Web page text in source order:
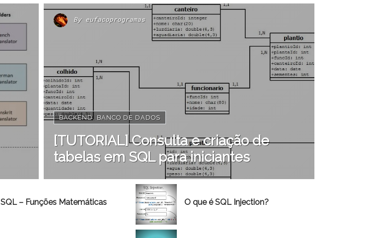
By eufacoprogramas
BACKEND BANCO DE DADOS
[TUTORIAL] Consulta e criação de
tabelas em SQL para iniciantes
SQL – Funções Matemáticas O que é SQL Injection?